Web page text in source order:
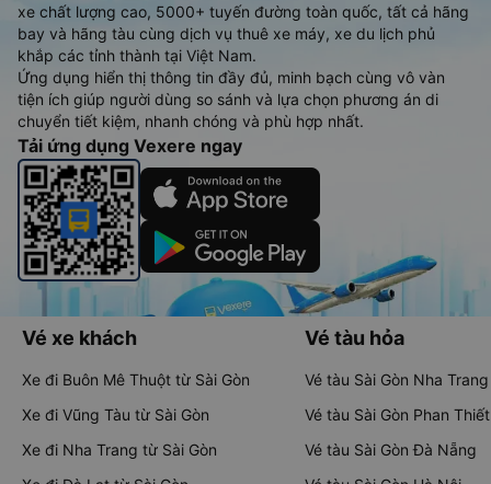
xe chất lượng cao, 5000+ tuyến đường toàn quốc, tất cả hãng
bay và hãng tàu cùng dịch vụ thuê xe máy, xe du lịch phủ
khắp các tỉnh thành tại Việt Nam.
Ứng dụng hiển thị thông tin đầy đủ, minh bạch cùng vô vàn
tiện ích giúp người dùng so sánh và lựa chọn phương án di
chuyển tiết kiệm, nhanh chóng và phù hợp nhất.
Tải ứng dụng Vexere ngay
Vé xe khách
Xe đi Buôn Mê Thuột từ Sài Gòn
Xe đi Vũng Tàu từ Sài Gòn
Xe đi Nha Trang từ Sài Gòn
Vé tàu hỏa
Vé tàu Sài Gòn Nha Trang
Vé tàu Sài Gòn Phan Thiết
Vé tàu Sài Gòn Đà Nẵng